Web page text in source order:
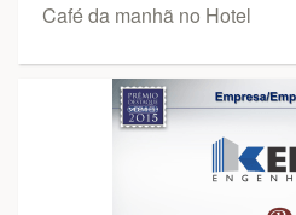
Café da manhã no Hotel